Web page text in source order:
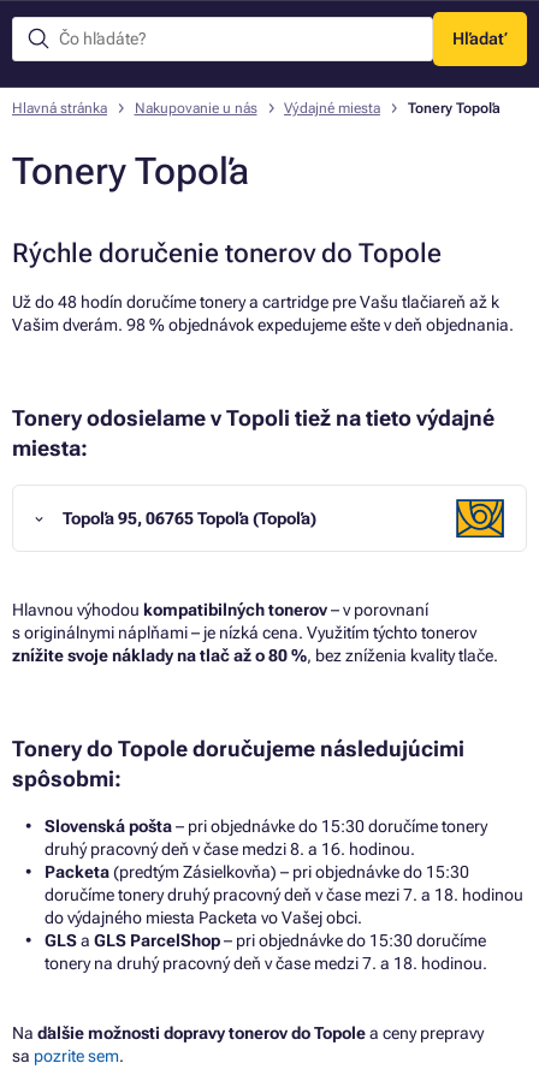
Hľadať
Menu
Hlavná stránka Nakupovanie u nás Výdajné miesta Tonery Topoľa
Tonery Topoľa
Rýchle doručenie tonerov do Topole
Už do 48 hodín doručíme tonery a cartridge pre Vašu tlačiareň až k
Vašim dverám. 98 % objednávok expedujeme ešte v deň objednania.
Tonery odosielame v Topoli tiež na tieto výdajné
miesta:
Topoľa 95, 06765 Topoľa (Topoľa)
Hlavnou výhodou kompatibilných tonerov– v porovnaní
s originálnymi náplňami – je nízká cena. Využitím týchto tonerov
znížite svoje náklady na tlač až o 80 %, bez zníženia kvality tlače.
Tonery do Topole doručujeme následujúcimi
spôsobmi:
Slovenská pošta– pri objednávke do 15:30 doručíme tonery
druhý pracovný deň v čase medzi 8. a 16. hodinou.
Packeta(predtým Zásielkovňa) – pri objednávke do 15:30
doručíme tonery druhý pracovný deň v čase mezi 7. a 18. hodinou
do výdajného miesta Packeta vo Vašej obci.
GLSa GLS ParcelShop– pri objednávke do 15:30 doručíme
tonery na druhý pracovný deň v čase medzi 7. a 18. hodinou.
Na ďalšie možnosti dopravy tonerov do Topolea ceny prepravy
sa pozrite sem.